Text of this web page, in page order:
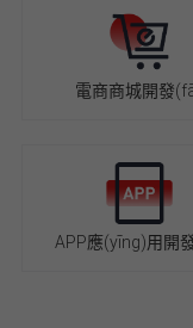
電商商城開發
APP應(yīng)用開